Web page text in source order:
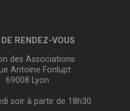
DE RENDEZ-VOUS
des Associations
Antoine Fonlupt
69008 Lyon
soir à partir de 18h30